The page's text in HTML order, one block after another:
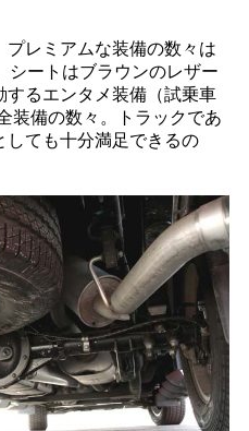
プレミアムな装備の数々は
シートはブラウンのレザー
るエンタメ装備（試乗車
装備の数々。トラックであ
しても十分満足できるの